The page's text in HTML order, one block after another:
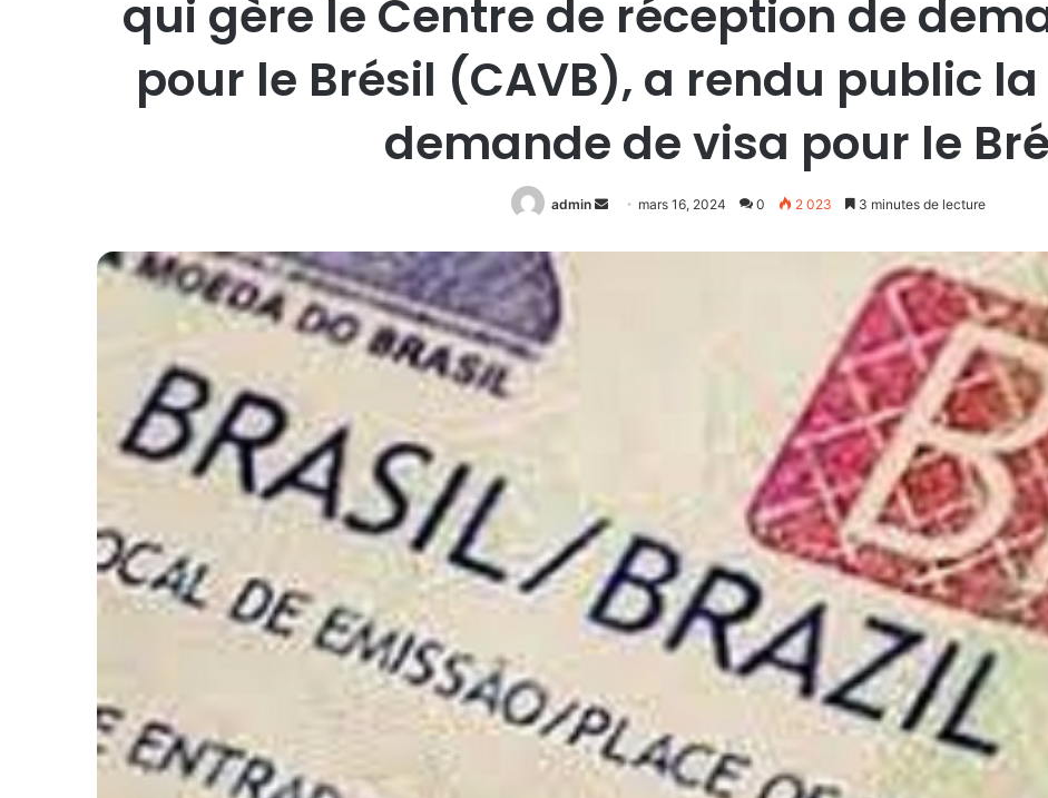
qui gère le Centre de réception de
pour le Brésil (CAVB), a rendu public
demande de visa pour le
admin
Envoyer
courriel
mars 16, 2024 0 2 023 3 minutes de lecture